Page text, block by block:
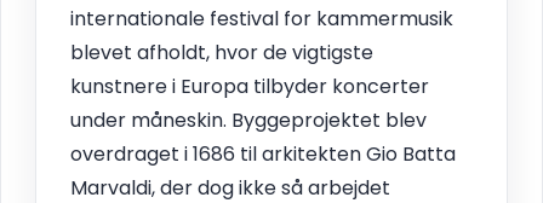
internationale festival for kammermusik
blevet afholdt, hvor de vigtigste
kunstnere i Europa tilbyder koncerter
under måneskin. Byggeprojektet blev
overdraget i 1686 til arkitekten Gio Batta
Marvaldi, der dog ikke så arbejdet